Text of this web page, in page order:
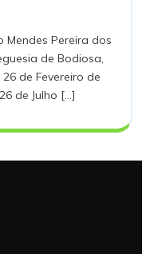
Mendes
de Bodiosa,
de Fevereiro de
de Julho [...]